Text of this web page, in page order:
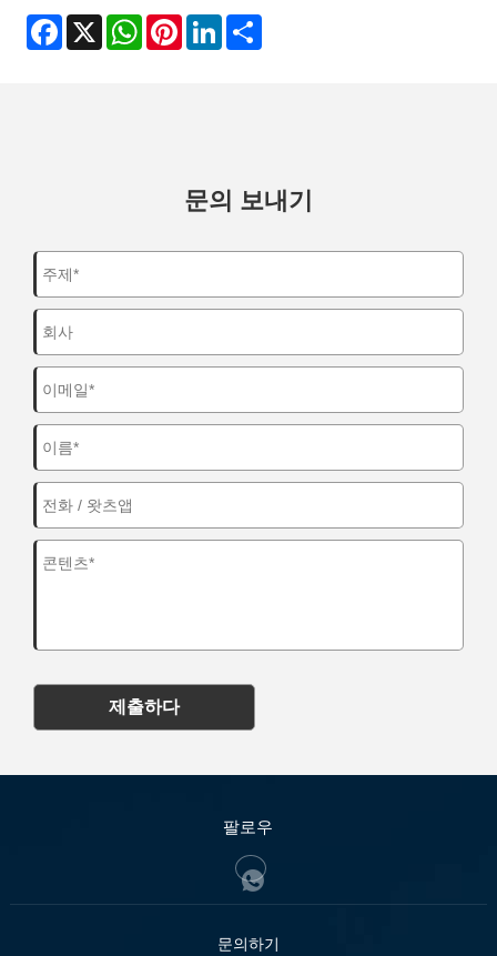
Facebook
X WhatsAppPinterestLinkedIn
문의 보내기
제출하다
팔로우
문의하기